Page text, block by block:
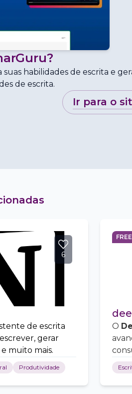
?
habilidades de escrita e
de escrita.
ir para o
6
de escrita
gerar
muito mais.
Produtividade
FREE
O